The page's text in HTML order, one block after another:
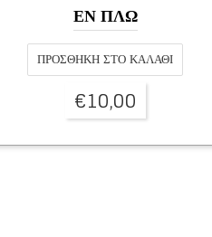
ΕΝ ΠΛΩ
ΠΡΟΣΘΉΚΗ ΣΤΟ ΚΑΛΆΘΙ
€10,00